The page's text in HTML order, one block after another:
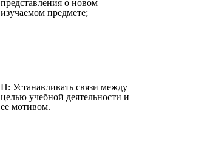
представления о новом
изучаемом предмете;
П: Устанавливать связи между
целью учебной деятельности и
ее мотивом.